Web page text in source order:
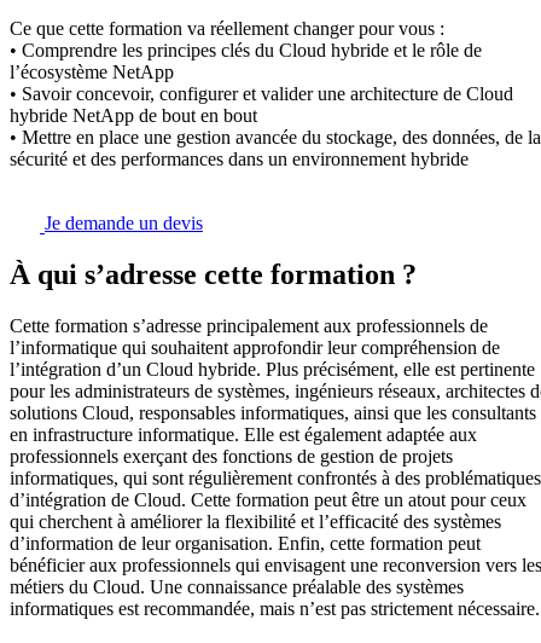
Ce que cette formation va réellement changer pour vous :
• Comprendre les principes clés du Cloud hybride et le rôle de
l’écosystème NetApp
• Savoir concevoir, configurer et valider une architecture de Cloud
hybride NetApp de bout en bout
• Mettre en place une gestion avancée du stockage, des données, de la
sécurité et des performances dans un environnement hybride
Je demande un devis
À qui s’adresse cette formation ?
Cette formation s’adresse principalement aux professionnels de
l’informatique qui souhaitent approfondir leur compréhension de
l’intégration d’un Cloud hybride. Plus précisément, elle est pertinente
pour les administrateurs de systèmes, ingénieurs réseaux, architectes
solutions Cloud, responsables informatiques, ainsi que les consultants
en infrastructure informatique. Elle est également adaptée aux
professionnels exerçant des fonctions de gestion de projets
informatiques, qui sont régulièrement confrontés à des problématiques
d’intégration de Cloud. Cette formation peut être un atout pour ceux
qui cherchent à améliorer la flexibilité et l’efficacité des systèmes
d’information de leur organisation. Enfin, cette formation peut
bénéficier aux professionnels qui envisagent une reconversion vers les
métiers du Cloud. Une connaissance préalable des systèmes
informatiques est recommandée, mais n’est pas strictement nécessaire.